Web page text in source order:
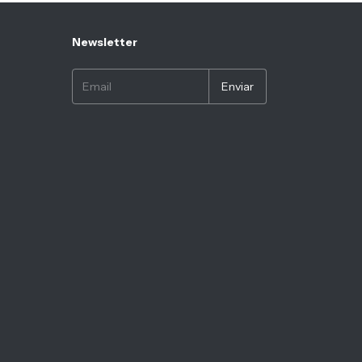
Newsletter